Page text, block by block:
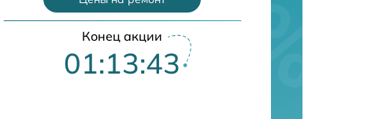
Конец акции
01:13:42